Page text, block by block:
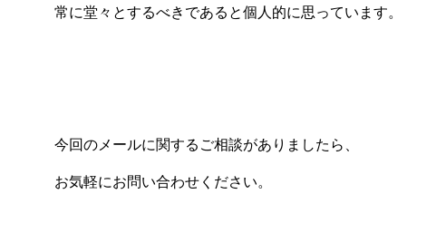
常に堂々とするべきであると個人的に思っています。
今回のメールに関するご相談がありましたら、
お気軽にお問い合わせください。